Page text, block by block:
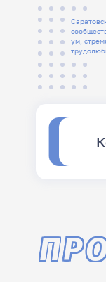
ум, стремление к диалогу, системность и